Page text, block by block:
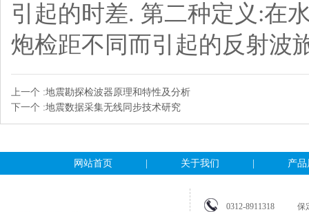
引起的时差. 第二种定义:在
炮检距不同而引起的反射波
上一个 :地震勘探检波器原理和特性及分析
下一个 :地震数据采集无线同步技术研究
网站首页 关于我们 产
0312-8911318 保定